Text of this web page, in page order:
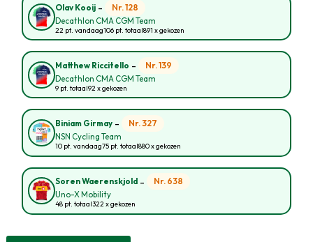
Olav Kooij - Nr. 128
Decathlon CMA CGM Team
22 pt. vandaag106 pt. totaal891 x gekozen
Matthew Riccitello - Nr. 139
Decathlon CMA CGM Team
9 pt. totaal92 x gekozen
Biniam Girmay - Nr. 327
NSN Cycling Team
10 pt. vandaag75 pt. totaal880 x gekozen
Soren Waerenskjold - Nr. 638
Uno-X Mobility
48 pt. totaal322 x gekozen